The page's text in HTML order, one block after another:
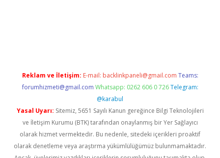
Reklam ve İletişim: E-mail: backlinkpaneli@gmail.com Teams:
forumhizmeti@gmail.com Whatsapp: 0262 606 0 726 Telegram:
@karabul
Yasal Uyarı: Sitemiz, 5651 Sayılı Kanun gereğince Bilgi Teknolojileri
ve İletişim Kurumu (BTK) tarafından onaylanmış bir Yer Sağlayıcı
olarak hizmet vermektedir. Bu nedenle, sitedeki içerikleri proaktif
olarak denetleme veya araştırma yükümlülüğümüz bulunmamaktadır.